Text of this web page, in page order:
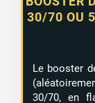
30/70 OU
Le booster
30/70, en